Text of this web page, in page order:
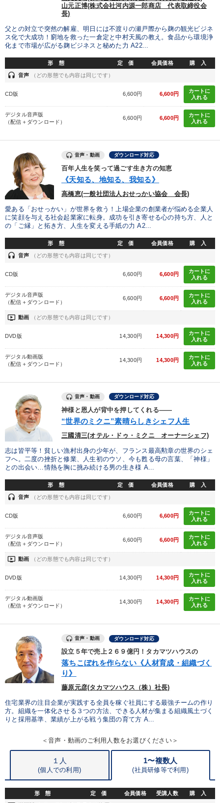
※「更新」を押すと「タグ・キーワード」を更新いただけます。
山元正博(株式会社河内源一郎商店 代表取締役会
長)
父との対立で突然の解雇、明日には不渡りの瀬戸際から麹の観光ビジネ
ス化で大成功！窮地を救った一倉定と中村天風の教え。食品から環境浄
化まで市場が広がる麹ビジネスと秘めた力 A22...
形 態 定 価 会員価格 購 入
headset 音声 （どの形態でも内容は同じです）
CD版 6,600円 6,600円
カートに
入れる
デジタル音声版
（配信＋ダウンロード）
6,600円 6,600円
カートに
入れる
音声・動画 ダウンロード対応
百年人生を笑って過ごす生き方の知恵
《天知る、地知る、我知る》
高橋恵(一般社団法人おせっかい協会 会長)
愛ある「おせっかい」が世界を救う！上場企業の創業者が悩める企業人
に笑顔を与える社会起業家に転身。成功を引き寄せる心の持ち方、人と
の「ご縁」と拓き方、人生を変える手紙の力 A2...
形 態 定 価 会員価格 購 入
headset 音声 （どの形態でも内容は同じです）
CD版 6,600円 6,600円
カートに
入れる
デジタル音声版
（配信＋ダウンロード）
6,600円 6,600円
カートに
入れる
ondemand_video 動画 （どの形態でも内容は同じです）
DVD版 14,300円 14,300円
カートに
入れる
デジタル動画版
（配信＋ダウンロード）
14,300円 14,300円
カートに
入れる
音声・動画 ダウンロード対応
神様と恩人が背中を押してくれる――
“世界のミクニ”素晴らしきシェフ人生
三國清三(オテル・ドゥ・ミクニ オーナーシェフ)
志は皆平等！貧しい漁村出身の少年が、フランス最高勲章の世界のシェ
フへ。二度の挫折と修業、人生初のウソ、今も甦る母の言葉、「神様」
との出会い…情熱を胸に挑み続ける男の生き様 A...
形 態 定 価 会員価格 購 入
headset 音声 （どの形態でも内容は同じです）
CD版 6,600円 6,600円
カートに
入れる
デジタル音声版
（配信＋ダウンロード）
6,600円 6,600円
カートに
入れる
ondemand_video 動画 （どの形態でも内容は同じです）
DVD版 14,300円 14,300円
カートに
入れる
デジタル動画版
（配信＋ダウンロード）
14,300円 14,300円
カートに
入れる
音声・動画 ダウンロード対応
設立５年で売上２６９億円！タカマツハウスの
落ちこぼれを作らない《人材育成・組織づく
り》
藤原元彦(タカマツハウス（株）社長)
住宅業界の注目企業が実践する全員を稼ぐ社員にする最強チームの作り
方。組織を一体化させる３つの方法、できる人材が集まる組織風土づく
りと採用基準、業績が上がる戦う集団の育て方 A...
＜音声・動画のご利用人数をお選びください＞
１人
(個人での利用)
1〜複数人
(社員研修等で利用)
形 態 定 価 会員価格 受講人数 購 入